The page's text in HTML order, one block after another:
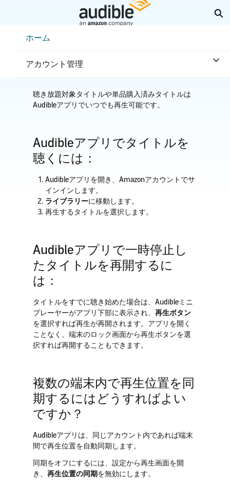
ホーム
アカウント管理
ホーム
Audibleアプリから再生
聴き放題対象タイトルや単品購入済みタイトルは
Audibleアプリでいつでも再生可能です。
Audibleアプリでタイトルを
聴くには：
Audibleアプリを開き、Amazonアカウントでサ
インインします。
ライブラリーに移動します。
再生するタイトルを選択します。
Audibleアプリで一時停止し
たタイトルを再開するに
は：
タイトルをすでに聴き始めた場合は、Audibleミニ
プレーヤーがアプリ下部に表示され、 再生ボタン
を選択すれば再生が再開されます。アプリを開く
ことなく、端末のロック画面から再生ボタンを選
択すれば再開することもできます。
複数の端末内で再生位置を同
期するにはどうすればよい
ですか？
Audibleアプリは、同じアカウント内であれば端末
間で再生位置を自動同期します。
同期をオフにするには、設定から再生画面を開
き、 再生位置の同期を無効にします。